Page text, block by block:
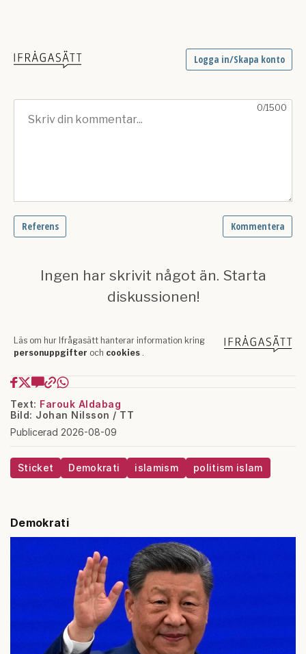
Text: Farouk Aldabag
Bild: Johan Nilsson / TT
Publicerad 2026-08-09
Sticket Demokrati islamism politism islam
Demokrati